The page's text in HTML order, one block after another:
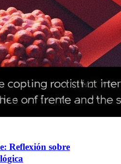
Reflexión sobre